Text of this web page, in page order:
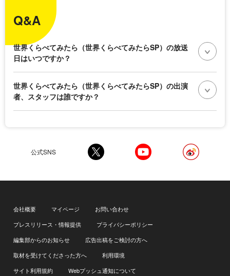
Q&A
世界くらべてみたら（世界くらべてみたらSP）の放送
日はいつですか？
世界くらべてみたら（世界くらべてみたらSP）の出演
者、スタッフは誰ですか？
公式SNS
会社概要 マイページ
お問い合わせ
プレスリリース・情報提供
プライバシーポリシー
編集部からのお知らせ
広告出稿をご検討の方へ
取材を受けてくださった方へ
利用環境
サイト利用規約
Webプッシュ通知について